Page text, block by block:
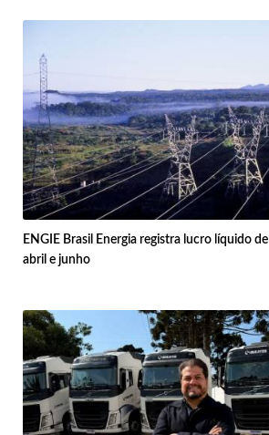
ENGIE Brasil Energia registra lucro líquido
abril e junho